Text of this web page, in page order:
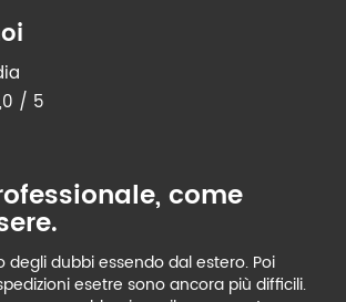
/ 5
come
degli dubbi essendo dal estero. Poi
esetre sono ancora più difficili.